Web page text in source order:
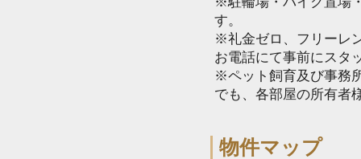
す。
※礼金ゼロ、フリーレ
お電話にて事前にスタ
※ペット飼育及び事務
でも、各部屋の所有者
物件マップ